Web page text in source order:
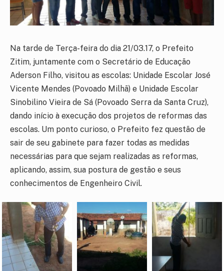
Na tarde de Terça-feira do dia 21/03.17, o Prefeito
Zitim, juntamente com o Secretário de Educação
Aderson Filho, visitou as escolas: Unidade Escolar José
Vicente Mendes (Povoado Milhã) e Unidade Escolar
Sinobilino Vieira de Sá (Povoado Serra da Santa Cruz),
dando início à execução dos projetos de reformas das
escolas. Um ponto curioso, o Prefeito fez questão de
sair de seu gabinete para fazer todas as medidas
necessárias para que sejam realizadas as reformas,
aplicando, assim, sua postura de gestão e seus
conhecimentos de Engenheiro Civil.